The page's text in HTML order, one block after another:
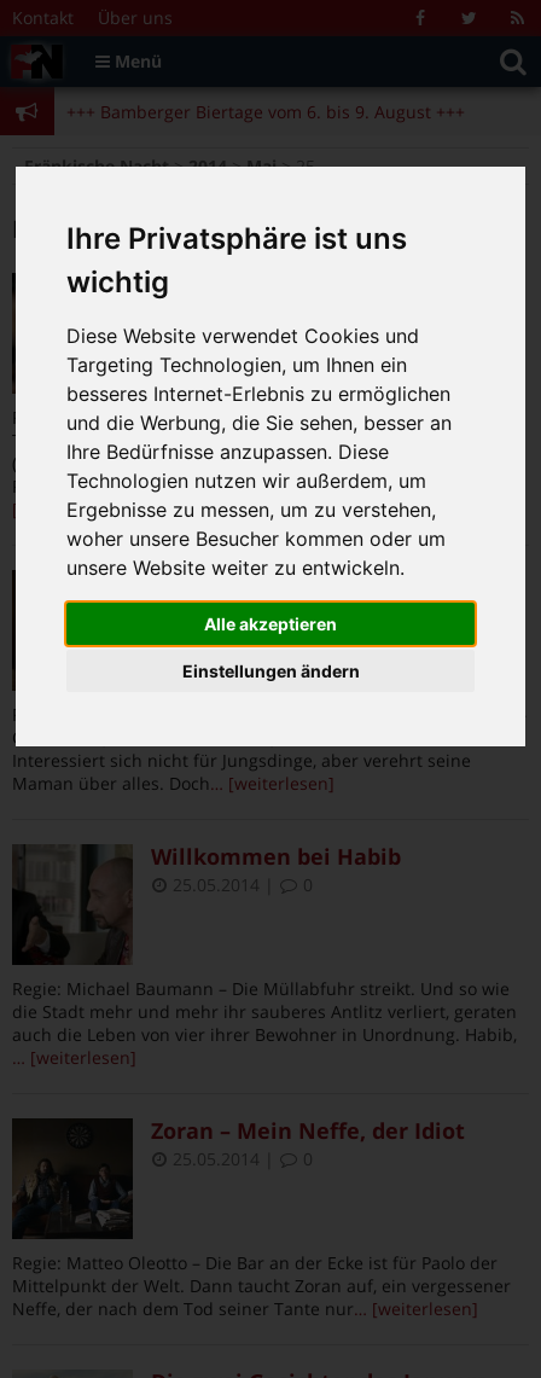
Ihre Privatsphäre ist uns
wichtig
Diese Website verwendet Cookies und
Targeting Technologien, um Ihnen ein
besseres Internet-Erlebnis zu ermöglichen
und die Werbung, die Sie sehen, besser an
Ihre Bedürfnisse anzupassen. Diese
Technologien nutzen wir außerdem, um
Ergebnisse zu messen, um zu verstehen,
woher unsere Besucher kommen oder um
unsere Website weiter zu entwickeln.
Alle akzeptieren
Einstellungen ändern
Zum Inhalt springen
Kontakt Über uns FacebookTwitter
Menü
Suche
nach:
+++ Bamberger Biertage vom 6. bis 9. August +++
+++ Blues- und Jazzfestival vom 31.7. bis 9.8. +++
+++ Bamberger Biertage vom 6. bis 9. August +++
+++ Blues- und Jazzfestival vom 31.7. bis 9.8. +++
Fränkische Nacht>2014>Mai>25
Datum:25.05.2014
Unter Beobachtung
Regie: John Crowley – Mehr als 100 Tote fordert ein
Terroranschlag auf einen Markt in London. Ein Verdächtiger
(Denis Moschitto) ist schnell gefunden. Als dessen
Pflichtverteidiger unter mysteriösen Umständen stirbt,
[weiterlesen]
Maman und ich
Regie: Guillaume Gallienne – „Jungs und Guillaume, zu Tisch!“ –
Guillaume (Guillaume Gallienne) ist anders als seine Brüder.
Interessiert sich nicht für Jungsdinge, aber verehrt seine
Maman über alles. Doch… [weiterlesen]
Willkommen bei Habib
25.05.2014 0
Regie: Michael Baumann – Die Müllabfuhr streikt. Und so wie
die Stadt mehr und mehr ihr sauberes Antlitz verliert, geraten
auch die Leben von vier ihrer Bewohner in Unordnung. Habib,
… [weiterlesen]
Zoran – Mein Neffe, der Idiot
25.05.2014 0
Regie: Matteo Oleotto – Die Bar an der Ecke ist für Paolo der
Mittelpunkt der Welt. Dann taucht Zoran auf, ein vergessener
Neffe, der nach dem Tod seiner Tante nur… [weiterlesen]